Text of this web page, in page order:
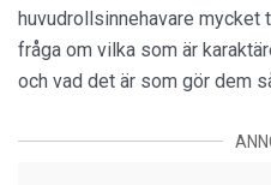
huvudrollsinnehavare mycket
fråga om vilka som är
och vad det är som gör dem